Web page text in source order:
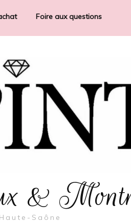
Foire aux questions
&
Saône